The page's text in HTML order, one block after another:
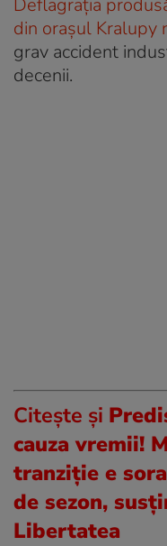
din orașul Kralupy
grav accident
decenii.
Citește și
cauza vremii!
tranziție e
de sezon,
Libertatea